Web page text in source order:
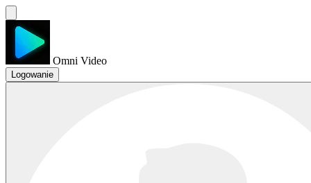
Omni Video
Logowanie